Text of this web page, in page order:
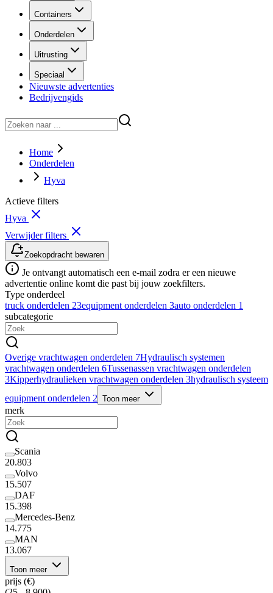
Containers
Onderdelen
Uitrusting
Speciaal
Nieuwste advertenties
Bedrijvengids
Home
Onderdelen
Hyva
Actieve filters
Hyva
Verwijder filters
Zoekopdracht bewaren
Je ontvangt automatisch een e-mail zodra er een nieuwe
advertentie online komt die past bij jouw zoekfilters.
Type onderdeel
truck onderdelen 23equipment onderdelen 3auto onderdelen 1
subcategorie
Overige vrachtwagen onderdelen 7Hydraulisch systemen
vrachtwagen onderdelen 6Tussenassen vrachtwagen onderdelen
3Kipperhydraulieken vrachtwagen onderdelen 3hydraulisch systeem
equipment onderdelen 2 Toon meer
merk
Scania
20.803
Volvo
15.507
DAF
15.398
Mercedes-Benz
14.775
MAN
13.067
Toon meer
prijs (€)